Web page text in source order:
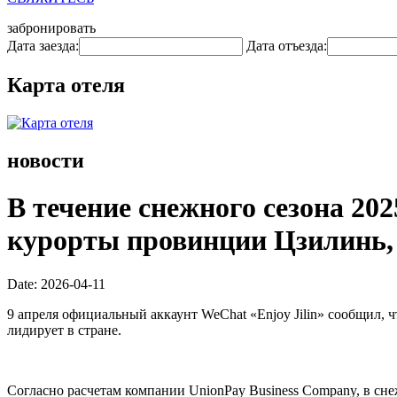
забронировать
Дата заезда:
Дата отъезда:
Карта отеля
новости
В течение снежного сезона
курорты провинции
Date: 2026-04-11
9 апреля официальный аккаунт WeChat «Enjoy Jilin» сообщил,
лидирует в стране.
Согласно расчетам компании UnionPay Business Company, в